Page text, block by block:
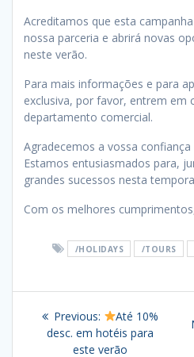
Acreditamos que esta
nossa parceria e abrirá novas
neste verão.
Para mais informações e para
exclusiva, por favor, entrem em
departamento comercial.
Agradecemos a vossa
Estamos entusiasmados para,
grandes sucessos nesta
Com os melhores
/HOLIDAYS /TOURS
Navegação
Previous: Previous
post:
Até 10%
desc. em hotéis para
este verão